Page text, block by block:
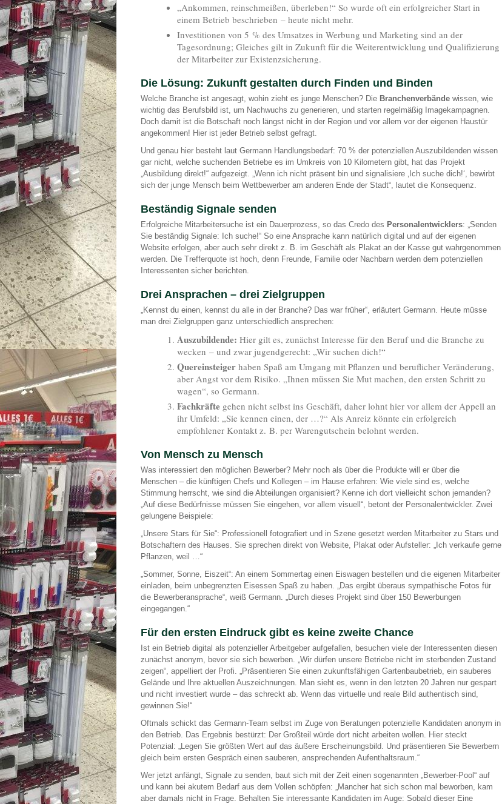
„Ankommen, reinschmeißen, überleben!“ So wurde oft ein erfolgreicher Start in
einem Betrieb beschrieben – heute nicht mehr.
Investitionen von 5 % des Umsatzes in Werbung und Marketing sind an der
Tagesordnung; Gleiches gilt in Zukunft für die Weiterentwicklung und Qualifizierung
der Mitarbeiter zur Existenzsicherung.
Die Lösung: Zukunft gestalten durch Finden und Binden
Welche Branche ist angesagt, wohin zieht es junge Menschen? Die Branchenverbände wissen, wie
wichtig das Berufsbild ist, um Nachwuchs zu generieren, und starten regelmäßig Imagekampagnen.
Doch damit ist die Botschaft noch längst nicht in der Region und vor allem vor der eigenen Haustür
angekommen! Hier ist jeder Betrieb selbst gefragt.
Und genau hier besteht laut Germann Handlungsbedarf: 70 % der potenziellen Auszubildenden wissen
gar nicht, welche suchenden Betriebe es im Umkreis von 10 Kilometern gibt, hat das Projekt
„Ausbildung direkt!“ aufgezeigt. „Wenn ich nicht präsent bin und signalisiere ‚Ich suche dich!‘, bewirbt
sich der junge Mensch beim Wettbewerber am anderen Ende der Stadt“, lautet die Konsequenz.
Beständig Signale senden
Erfolgreiche Mitarbeitersuche ist ein Dauerprozess, so das Credo des Personalentwicklers: „Senden
Sie beständig Signale: Ich suche!“ So eine Ansprache kann natürlich digital und auf der eigenen
Website erfolgen, aber auch sehr direkt z. B. im Geschäft als Plakat an der Kasse gut wahrgenommen
werden. Die Trefferquote ist hoch, denn Freunde, Familie oder Nachbarn werden dem potenziellen
Interessenten sicher berichten.
Drei Ansprachen – drei Zielgruppen
„Kennst du einen, kennst du alle in der Branche? Das war früher“, erläutert Germann. Heute müsse
man drei Zielgruppen ganz unterschiedlich ansprechen:
Auszubildende: Hier gilt es, zunächst Interesse für den Beruf und die Branche zu
wecken – und zwar jugendgerecht: „Wir suchen dich!“
Quereinsteiger haben Spaß am Umgang mit Pflanzen und beruflicher Veränderung,
aber Angst vor dem Risiko. „Ihnen müssen Sie Mut machen, den ersten Schritt zu
wagen“, so Germann.
Fachkräfte gehen nicht selbst ins Geschäft, daher lohnt hier vor allem der Appell an
ihr Umfeld: „Sie kennen einen, der …?“ Als Anreiz könnte ein erfolgreich
empfohlener Kontakt z. B. per Warengutschein belohnt werden.
Von Mensch zu Mensch
Was interessiert den möglichen Bewerber? Mehr noch als über die Produkte will er über die
Menschen – die künftigen Chefs und Kollegen – im Hause erfahren: Wie viele sind es, welche
Stimmung herrscht, wie sind die Abteilungen organisiert? Kenne ich dort vielleicht schon jemanden?
„Auf diese Bedürfnisse müssen Sie eingehen, vor allem visuell“, betont der Personalentwickler. Zwei
gelungene Beispiele:
„Unsere Stars für Sie“: Professionell fotografiert und in Szene gesetzt werden Mitarbeiter zu Stars und
Botschaftern des Hauses. Sie sprechen direkt von Website, Plakat oder Aufsteller: „Ich verkaufe gerne
Pflanzen, weil …“
„Sommer, Sonne, Eiszeit“: An einem Sommertag einen Eiswagen bestellen und die eigenen Mitarbeiter
einladen, beim unbegrenzten Eisessen Spaß zu haben. „Das ergibt überaus sympathische Fotos für
die Bewerberansprache“, weiß Germann. „Durch dieses Projekt sind über 150 Bewerbungen
eingegangen.“
Für den ersten Eindruck gibt es keine zweite Chance
Ist ein Betrieb digital als potenzieller Arbeitgeber aufgefallen, besuchen viele der Interessenten diesen
zunächst anonym, bevor sie sich bewerben. „Wir dürfen unsere Betriebe nicht im sterbenden Zustand
zeigen“, appelliert der Profi. „Präsentieren Sie einen zukunftsfähigen Gartenbaubetrieb, ein sauberes
Gelände und Ihre aktuellen Auszeichnungen. Man sieht es, wenn in den letzten 20 Jahren nur gespart
und nicht investiert wurde – das schreckt ab. Wenn das virtuelle und reale Bild authentisch sind,
gewinnen Sie!“
Oftmals schickt das Germann-Team selbst im Zuge von Beratungen potenzielle Kandidaten anonym in
den Betrieb. Das Ergebnis bestürzt: Der Großteil würde dort nicht arbeiten wollen. Hier steckt
Potenzial: „Legen Sie größten Wert auf das äußere Erscheinungsbild. Und präsentieren Sie Bewerbern
gleich beim ersten Gespräch einen sauberen, ansprechenden Aufenthaltsraum.“
Wer jetzt anfängt, Signale zu senden, baut sich mit der Zeit einen sogenannten „Bewerber-Pool“ auf
und kann bei akutem Bedarf aus dem Vollen schöpfen: „Mancher hat sich schon mal beworben, kam
aber damals nicht in Frage. Behalten Sie interessante Kandidaten im Auge: Sobald dieser Eine